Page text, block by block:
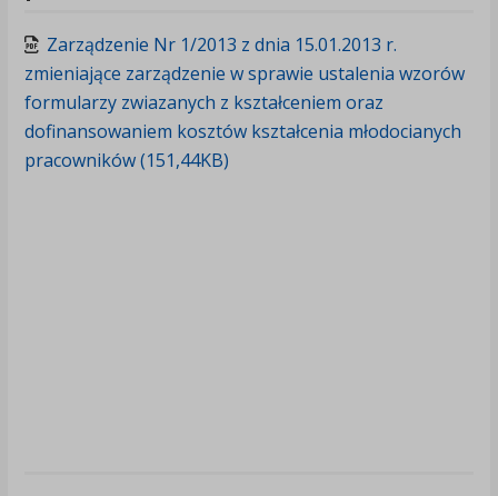
Zarządzenie Nr 1/2013 z dnia 15.01.2013 r.
zmieniające zarządzenie w sprawie ustalenia wzorów
formularzy zwiazanych z kształceniem oraz
dofinansowaniem kosztów kształcenia młodocianych
pracowników (151,44KB)